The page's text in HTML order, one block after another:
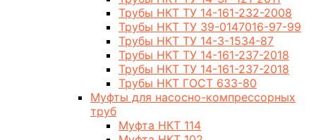
Трубы НКТ ТУ 14-161-232-2008
Трубы НКТ ТУ 39-0147016-97-99
Трубы НКТ ТУ 14-3-1534-87
Трубы НКТ ТУ 14-161-237-2018
Трубы НКТ ТУ 14-161-237-2018
Трубы НКТ ГОСТ 633-80
Муфты для насосно-компрессорных
труб
Муфта НКТ 114